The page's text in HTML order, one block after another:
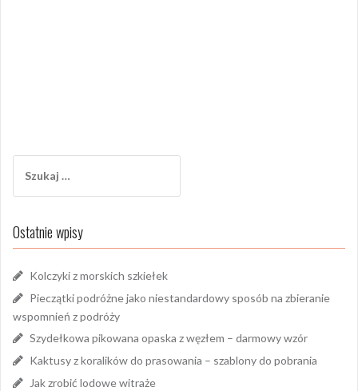
Ostatnie wpisy
Kolczyki z morskich szkiełek
Pieczątki podróżne jako niestandardowy sposób na zbieranie
wspomnień z podróży
Szydełkowa pikowana opaska z węzłem – darmowy wzór
Kaktusy z koralików do prasowania – szablony do pobrania
Jak zrobić lodowe witraże